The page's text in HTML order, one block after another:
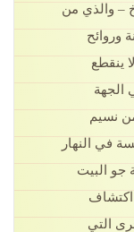
– والذي من
وروائح
ينقطع
الجهة
نسيم
في النهار
جو البيت
اكتشاف
التي